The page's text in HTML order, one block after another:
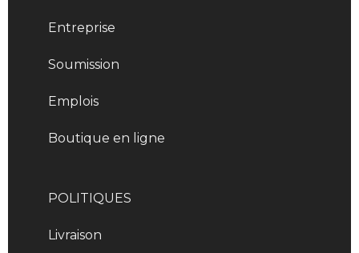
Entreprise
Soumission
Emplois
Boutique en ligne
POLITIQUES
Livraison